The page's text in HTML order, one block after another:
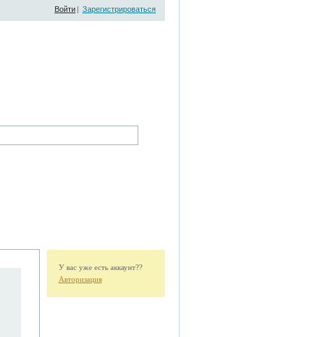
Войти | Зарегистрироваться
У вас уже есть аккаунт??
Авторизация